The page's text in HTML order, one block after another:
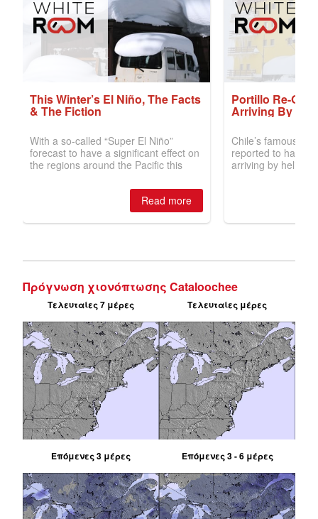
Πρόγνωση χιονόπτωσης Cataloochee
Τελευταίες 7 μέρες Τελευταίες μέρες
Επόμενες 3 μέρες Επόμενες 3 - 6 μέρες